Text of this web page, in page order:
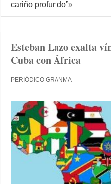
cariño profundo”»
Esteban Lazo exalta
Cuba con África
PERIÓDICO GRANMA